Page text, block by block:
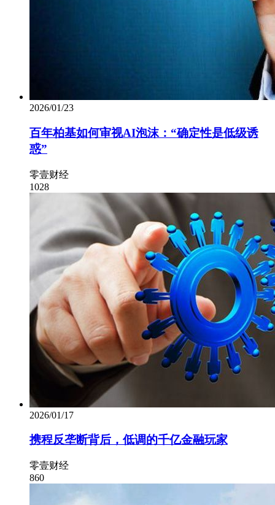
2026/01/23
百年柏基如何审视AI泡沫：“确定性是低级诱
惑”
零壹财经
1028
2026/01/17
携程反垄断背后，低调的千亿金融玩家
零壹财经
860